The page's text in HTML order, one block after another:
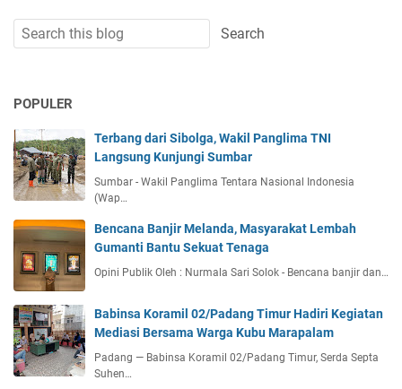
POPULER
Terbang dari Sibolga, Wakil Panglima TNI
Langsung Kunjungi Sumbar
Sumbar - Wakil Panglima Tentara Nasional Indonesia
(Wap…
Bencana Banjir Melanda, Masyarakat Lembah
Gumanti Bantu Sekuat Tenaga
Opini Publik Oleh : Nurmala Sari Solok - Bencana banjir dan…
Babinsa Koramil 02/Padang Timur Hadiri Kegiatan
Mediasi Bersama Warga Kubu Marapalam
Padang — Babinsa Koramil 02/Padang Timur, Serda Septa
Suhen…